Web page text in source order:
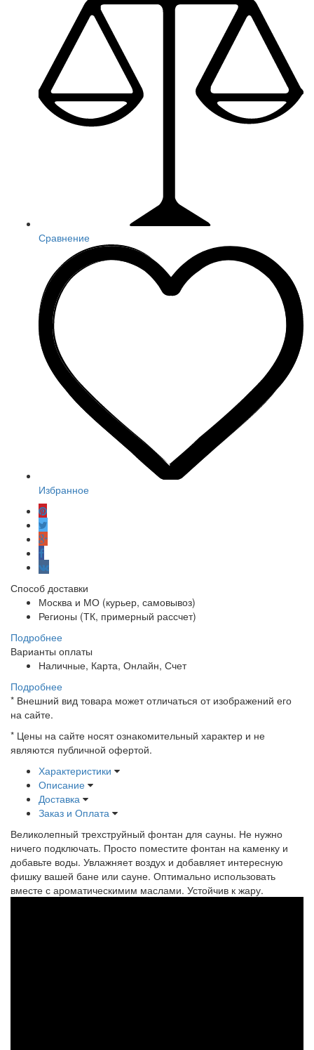
Сравнение
Избранное
Способ доставки
Москва и МО (курьер, самовывоз)
Регионы (ТК, примерный рассчет)
Подробнее
Варианты оплаты
Наличные, Карта, Онлайн, Счет
Подробнее
* Внешний вид товара может отличаться от изображений его
на сайте.
* Цены на сайте носят ознакомительный характер и не
являются публичной офертой.
Характеристики
Описание
Доставка
Заказ и Оплата
Великолепный трехструйный фонтан для сауны. Не нужно
ничего подключать. Просто поместите фонтан на каменку и
добавьте воды. Увлажняет воздух и добавляет интересную
фишку вашей бане или сауне. Оптимально использовать
вместе с ароматическимим маслами. Устойчив к жару.